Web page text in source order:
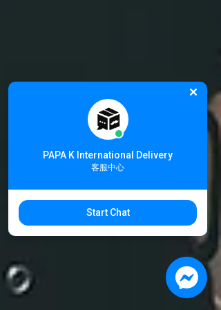
PAPA K International Delivery
客服中心
Start Chat